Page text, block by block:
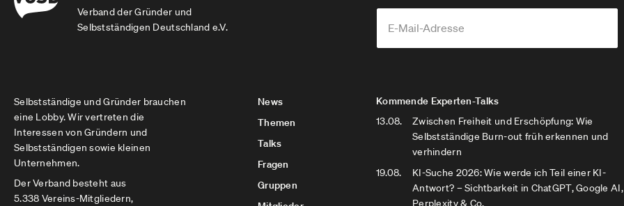
Verband der Gründer und
Selbstständigen Deutschland e.V.
Selbstständige und Gründer brauchen
eine Lobby. Wir vertreten die
Interessen von Gründern und
Selbstständigen sowie kleinen
Unternehmen.
Der Verband besteht aus
5.338 Vereins-Mitgliedern,
News
Themen
Talks
Fragen
Gruppen
Kommende Experten-Talks
13.08.
Zwischen Freiheit und Erschöpfung: Wie
Selbstständige Burn-out früh erkennen und
verhindern
19.08.
KI-Suche 2026: Wie werde ich Teil einer KI-
Antwort? – Sichtbarkeit in ChatGPT, Google AI,
Perplexity & Co.